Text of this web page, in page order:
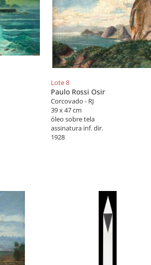
Lote 8
Paulo Rossi Osir
Corcovado - RJ
39 x 47 cm
óleo sobre tela
assinatura inf. dir.
1928